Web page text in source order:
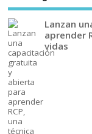
Lanzan
aprender
vidas